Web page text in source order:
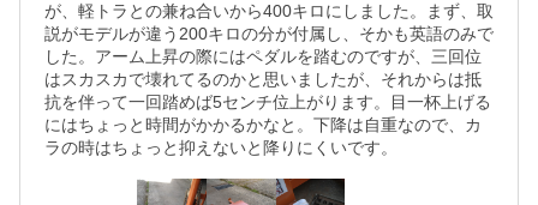
が、軽トラとの兼ね合いから400キロにしました。まず、取
説がモデルが違う200キロの分が付属し、そかも英語のみで
した。アーム上昇の際にはペダルを踏むのですが、三回位
はスカスカで壊れてるのかと思いましたが、それからは抵
抗を伴って一回踏めば5センチ位上がります。目一杯上げる
にはちょっと時間がかかるかなと。下降は自重なので、カ
ラの時はちょっと抑えないと降りにくいです。